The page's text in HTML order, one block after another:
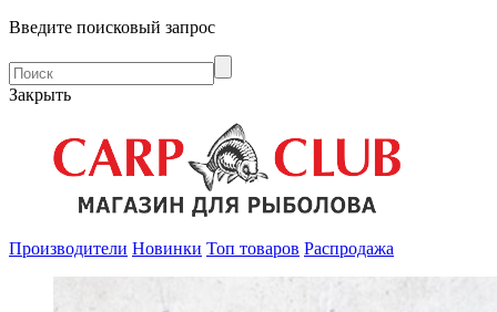
Введите поисковый запрос
Закрыть
Производители Новинки Топ товаров Распродажа